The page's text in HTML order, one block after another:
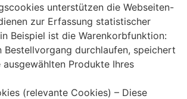
unterstützen die Webseiten-
zur Erfassung statistischer
Beispiel ist die Warenkorbfunktion:
Bestellvorgang durchlaufen, speichert
Produkte Ihres
(relevante Cookies) – Diese